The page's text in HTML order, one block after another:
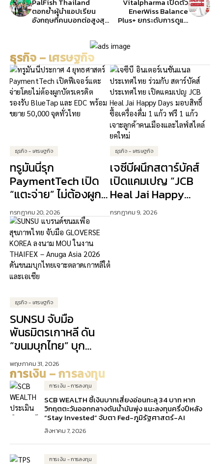
PalFish Thailand
ตอกย้ำผู้นำแอปเรียน
อังกฤษที่คนบอกต่อสูงสุด
Brand Star 2026” พร้อม
“PalFish Graduation
2026” ดันเด็กไทยสู่เวที
โลกอย่างมั่นใจ
Vitalpharma เปิดตัว
EnerWiss Balance
Plus+ ยกระดับการดูแล
ธุรกิจ – เศรษฐกิจ
ธุรกิจ - เศรษฐกิจ
ทรูมันนี่รุก
PaymentTech เปิด
“แตะจ่าย” ไม่ต้องผูก
บัตรเครดิต ปักธง AI
ขับเคลื่อนการเงิน
ดิจิทัล
กรกฎาคม 20, 2026
ธุรกิจ - เศรษฐกิจ
เจซีบีผนึกสตาร์บัคส์
เปิดแคมเปญ “JCB
Heal Jai Happy
Days” ดัน Lifestyle
Experience เจาะ
กรกฎาคม 9, 2026
ธุรกิจ - เศรษฐกิจ
SUNSU จับมือ
พันธมิตรเกาหลี ดัน
“ขนมบุกไทย” บุก
ตลาดเอเชีย
พฤษภาคม 31, 2026
การเงิน – การลงทุน
การเงิน - การลงทุน
SCB WEALTH ชี้เงินบาทเสี่ยงอ่อนทะลุ 34 บาท หาก
วิกฤตตะวันออกกลางดันน้ำมันพุ่ง แนะลงทุนครึ่งปีหลัง
“Stay Invested” จับตา Fed-ภูมิรัฐศาสตร์-AI
สิงหาคม 7, 2026
การเงิน - การลงทุน